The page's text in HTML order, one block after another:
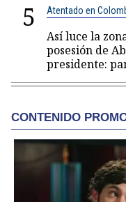
5 Atentado en
Así luce la
posesión de
presidente: